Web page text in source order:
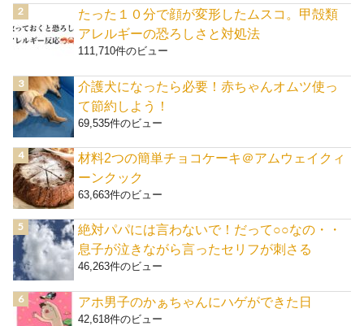
たった１０分で顔が変形したムスコ。甲殻類
アレルギーの恐ろしさと対処法
111,710件のビュー
介護犬になったら必要！赤ちゃんオムツ使っ
て節約しよう！
69,535件のビュー
材料2つの簡単チョコケーキ＠アムウェイクィ
ーンクック
63,663件のビュー
絶対パパには言わないで！だって○○なの・・
息子が泣きながら言ったセリフが刺さる
46,263件のビュー
アホ男子のかぁちゃんにハゲができた日
42,618件のビュー